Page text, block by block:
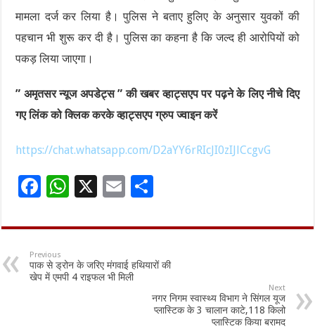
मामला दर्ज कर लिया है। पुलिस ने बताए हुलिए के अनुसार युवकों की
पहचान भी शुरू कर दी है। पुलिस का कहना है कि जल्द ही आरोपियों को
पकड़ लिया जाएगा।
” अमृतसर न्यूज अपडेट्स ” की खबर व्हाट्सएप पर पढ़ने के लिए नीचे दिए
गए लिंक को क्लिक करके व्हाट्सएप ग्रुप ज्वाइन करें
https://chat.whatsapp.com/D2aYY6rRIcJI0zIJlCcgvG
F
e
b
o
W
at
sA
p
X
E
ai
l
ar
e
Previous
पाक से ड्रोन के जरिए मंगवाई हथियारों की
खेप में एमपी 4 राइफल भी मिली
Next
नगर निगम स्वास्थ्य विभाग ने सिंगल यूज
प्लास्टिक के 3 चालान काटे,118 किलो
प्लास्टिक किया बरामद